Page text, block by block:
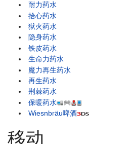
耐力药水
拾心药水
狱火药水
隐身药水
铁皮药水
生命力药水
魔力再生药水
再生药水
荆棘药水
保暖药水
Wiesnbräu啤酒
移动